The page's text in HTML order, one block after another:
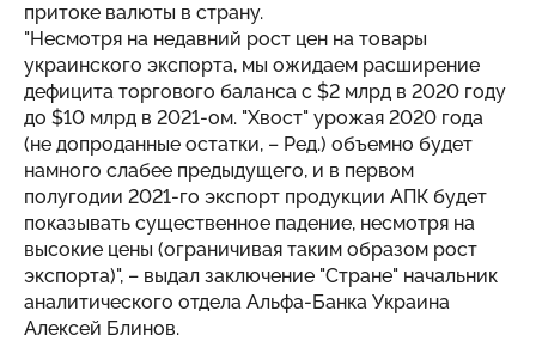
притоке валюты в страну.
"Несмотря на недавний рост цен на товары
украинского экспорта, мы ожидаем расширение
дефицита торгового баланса с $2 млрд в 2020 году
до $10 млрд в 2021-ом. "Хвост" урожая 2020 года
(не допроданные остатки, – Ред.) объемно будет
намного слабее предыдущего, и в первом
полугодии 2021-го экспорт продукции АПК будет
показывать существенное падение, несмотря на
высокие цены (ограничивая таким образом рост
экспорта)", – выдал заключение "Стране" начальник
аналитического отдела Альфа-Банка Украина
Алексей Блинов.